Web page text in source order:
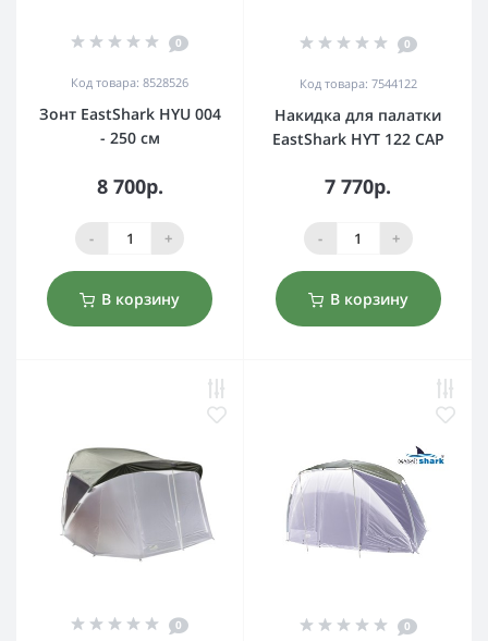
0
Код товара: 8528526
Зонт EastShark HYU 004
- 250 см
8 700р.
- +
В корзину
0
Код товара: 7544122
Накидка для палатки
EastShark HYT 122 CAP
7 770р.
- +
В корзину
0 0